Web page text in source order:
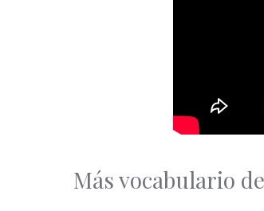
Más vocabulario